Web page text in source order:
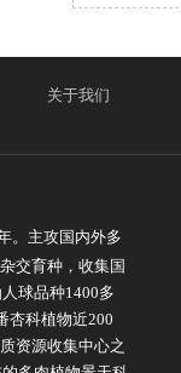
关于我们
。主攻国内外多
交育种，收集国
球品种1400多
杏科植物近200
资源收集中心之